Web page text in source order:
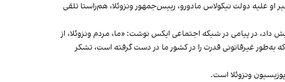
او علیه دولت نیکولاس مادورو، رییس‌جمهور ونزوئلا، هم‌راستا تلقی
دولت آمریکا جایزه برای دستگیری مادورو را به ۵۰ میلیون دلار افزایش داد، در پیامی در شبکه اجتماعی ایکس نوشت: «ما، مردم ونزوئلا، از
به‌طور غیرقانونی قدرت را در کشور ما در دست گرفته است، تشکر
ونزوئلا است.